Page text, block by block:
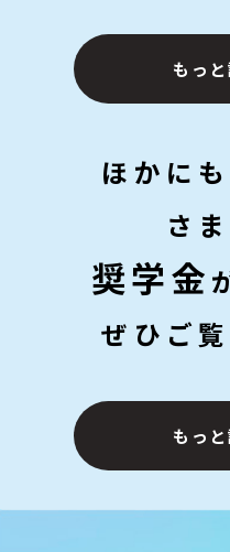
もっ
ほかに
さ
奨学金
ぜひご
もっ